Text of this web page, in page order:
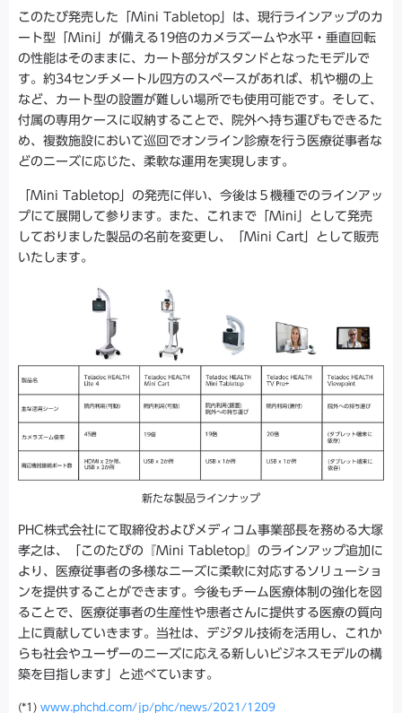
このたび発売した「Mini Tabletop」は、現行ラインアップのカ
ート型「Mini」が備える19倍のカメラズームや水平・垂直回転
の性能はそのままに、カート部分がスタンドとなったモデルで
す。約34センチメートル四方のスペースがあれば、机や棚の上
など、カート型の設置が難しい場所でも使用可能です。そして、
付属の専用ケースに収納することで、院外へ持ち運びもできるた
め、複数施設において巡回でオンライン診療を行う医療従事者な
どのニーズに応じた、柔軟な運用を実現します。
「Mini Tabletop」の発売に伴い、今後は５機種でのラインアッ
プにて展開して参ります。また、これまで「Mini」として発売
しておりました製品の名前を変更し、「Mini Cart」として販売
いたします。
新たな製品ラインナップ
PHC株式会社にて取締役およびメディコム事業部長を務める大塚
孝之は、「このたびの『Mini Tabletop』のラインアップ追加に
より、医療従事者の多様なニーズに柔軟に対応するソリューショ
ンを提供することができます。今後もチーム医療体制の強化を図
ることで、医療従事者の生産性や患者さんに提供する医療の質向
上に貢献していきます。当社は、デジタル技術を活用し、これか
らも社会やユーザーのニーズに応える新しいビジネスモデルの構
築を目指します」と述べています。
(*1) www.phchd.com/jp/phc/news/2021/1209